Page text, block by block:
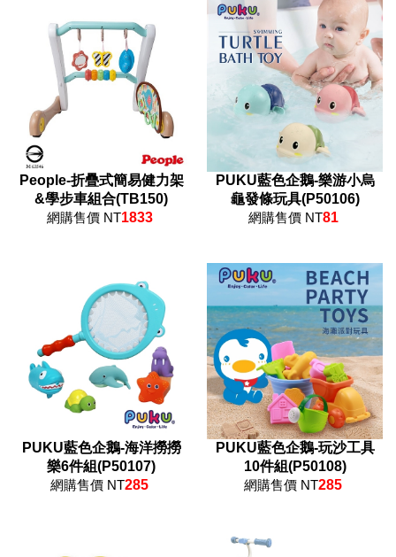
People-折疊式簡易健力架
&學步車組合(TB150)
網購售價 NT1833
PUKU藍色企鵝-樂游小烏
龜發條玩具(P50106)
網購售價 NT81
PUKU藍色企鵝-海洋撈撈
樂6件組(P50107)
網購售價 NT285
PUKU藍色企鵝-玩沙工具
10件組(P50108)
網購售價 NT285